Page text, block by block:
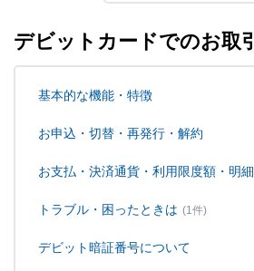
デビットカードでのお取引
基本的な機能・特徴
お申込・切替・再発行・解約
お支払・決済通貨・利用限度額・明細
トラブル・困ったときは (1件)
デビット暗証番号について